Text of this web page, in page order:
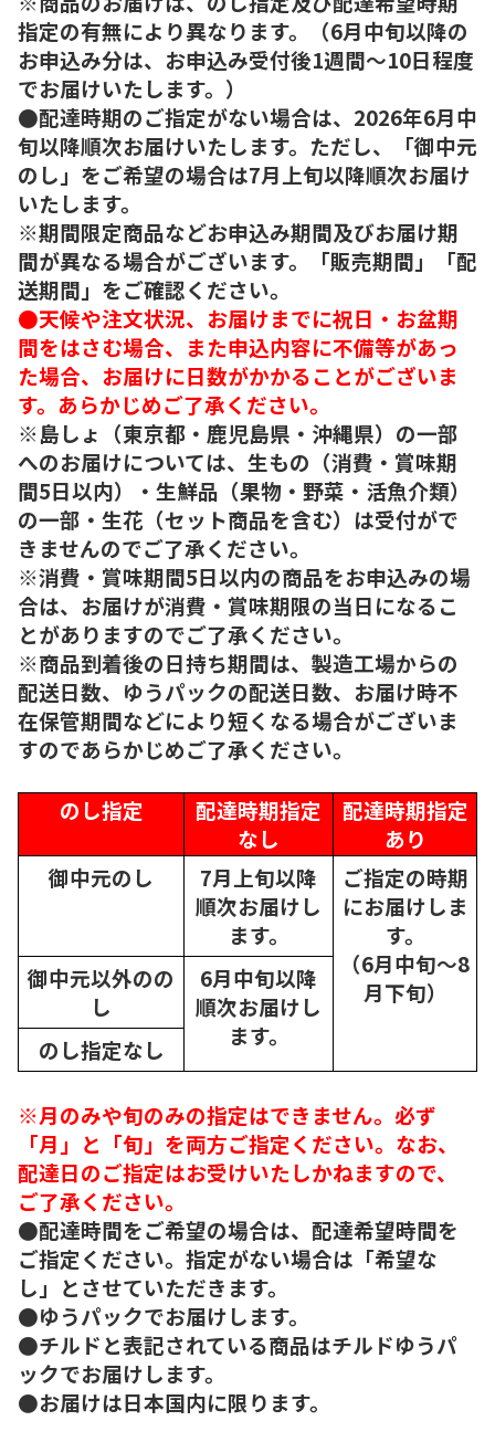
指定の有無により異なります。（6月中旬以降の
お申込み分は、お申込み受付後1週間～10日程度
でお届けいたします。）
●配達時期のご指定がない場合は、2026年6月中
旬以降順次お届けいたします。ただし、「御中元
のし」をご希望の場合は7月上旬以降順次お届け
いたします。
※期間限定商品などお申込み期間及びお届け期
間が異なる場合がございます。「販売期間」「配
送期間」をご確認ください。
●天候や注文状況、お届けまでに祝日・お盆期
間をはさむ場合、また申込内容に不備等があっ
た場合、お届けに日数がかかることがございま
す。あらかじめご了承ください。
※島しょ（東京都・鹿児島県・沖縄県）の一部
へのお届けについては、生もの（消費・賞味期
間5日以内）・生鮮品（果物・野菜・活魚介類）
の一部・生花（セット商品を含む）は受付がで
きませんのでご了承ください。
※消費・賞味期間5日以内の商品をお申込みの場
合は、お届けが消費・賞味期限の当日になるこ
とがありますのでご了承ください。
※商品到着後の日持ち期間は、製造工場からの
配送日数、ゆうパックの配送日数、お届け時不
在保管期間などにより短くなる場合がございま
すのであらかじめご了承ください。
のし指定
配達時期指定
なし
配達時期指定
あり
御中元のし
7月上旬以降
順次お届けし
ます。
ご指定の時期
にお届けしま
す。
（6月中旬～8
月下旬）
御中元以外のの
し
6月中旬以降
順次お届けし
ます。
のし指定なし
※月のみや旬のみの指定はできません。必ず
「月」と「旬」を両方ご指定ください。なお、
配達日のご指定はお受けいたしかねますので、
ご了承ください。
●配達時間をご希望の場合は、配達希望時間を
ご指定ください。指定がない場合は「希望な
し」とさせていただきます。
●ゆうパックでお届けします。
●チルドと表記されている商品はチルドゆうパ
ックでお届けします。
●お届けは日本国内に限ります。